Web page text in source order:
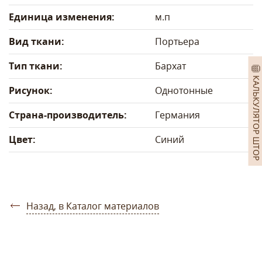
КАЛЬКУЛЯТОР ШТОР
Единица изменения:
м.п
Вид ткани:
Портьера
Тип ткани:
Бархат
Рисунок:
Однотонные
Страна-производитель:
Германия
Цвет:
Синий
Назад, в Каталог материалов